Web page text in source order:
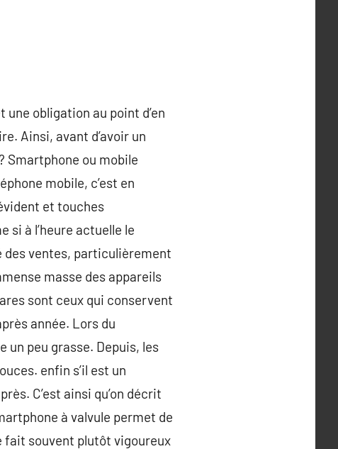
obligation au point d’en
Ainsi, avant d’avoir un
Smartphone ou mobile
mobile, c’est en
et touches
si à l’heure actuelle le
des ventes, particulièrement
masse des appareils
sont ceux qui conservent
année. Lors du
un peu grasse. Depuis, les
enfin s’il est un
C’est ainsi qu’on décrit
à valvule permet de
fait souvent plutôt vigoureux